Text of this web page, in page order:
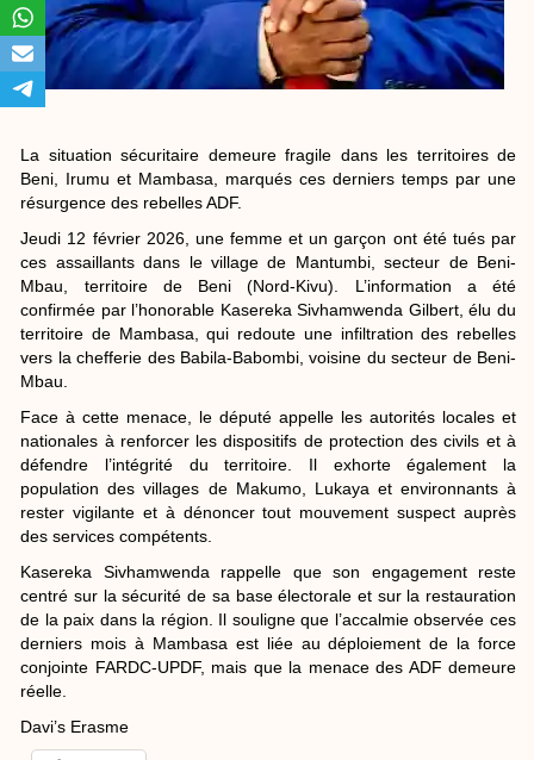
La situation sécuritaire demeure fragile dans les territoires de
Beni, Irumu et Mambasa, marqués ces derniers temps par une
résurgence des rebelles ADF.
Jeudi 12 février 2026, une femme et un garçon ont été tués par
ces assaillants dans le village de Mantumbi, secteur de Beni-
Mbau, territoire de Beni (Nord-Kivu). L’information a été
confirmée par l’honorable Kasereka Sivhamwenda Gilbert, élu du
territoire de Mambasa, qui redoute une infiltration des rebelles
vers la chefferie des Babila-Babombi, voisine du secteur de Beni-
Mbau.
Face à cette menace, le député appelle les autorités locales et
nationales à renforcer les dispositifs de protection des civils et à
défendre l’intégrité du territoire. Il exhorte également la
population des villages de Makumo, Lukaya et environnants à
rester vigilante et à dénoncer tout mouvement suspect auprès
des services compétents.
Kasereka Sivhamwenda rappelle que son engagement reste
centré sur la sécurité de sa base électorale et sur la restauration
de la paix dans la région. Il souligne que l’accalmie observée ces
derniers mois à Mambasa est liée au déploiement de la force
conjointe FARDC-UPDF, mais que la menace des ADF demeure
réelle.
Davi’s Erasme